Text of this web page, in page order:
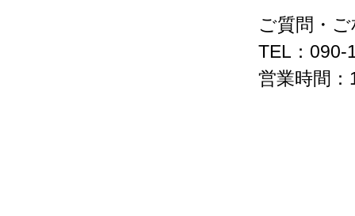
ご質問・
TEL：090-
営業時間